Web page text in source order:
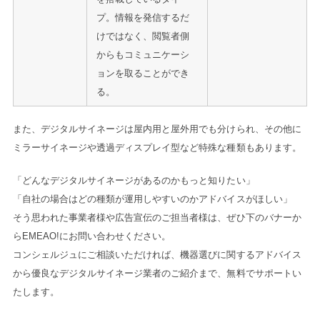
プ。情報を発信するだ
けではなく、閲覧者側
からもコミュニケーシ
ョンを取ることができ
る。
また、デジタルサイネージは屋内用と屋外用でも分けられ、その他に
ミラーサイネージや透過ディスプレイ型など特殊な種類もあります。
「どんなデジタルサイネージがあるのかもっと知りたい」
「自社の場合はどの種類が運用しやすいのかアドバイスがほしい」
そう思われた事業者様や広告宣伝のご担当者様は、ぜひ下のバナーか
らEMEAO!にお問い合わせください。
コンシェルジュにご相談いただければ、機器選びに関するアドバイス
から優良なデジタルサイネージ業者のご紹介まで、無料でサポートい
たします。